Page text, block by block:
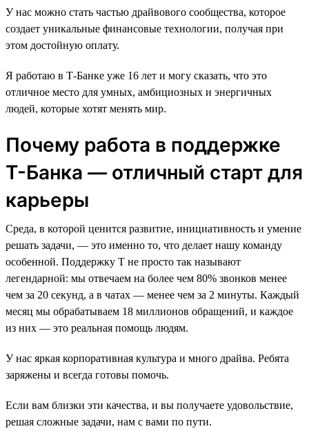
У нас можно стать частью драйвового сообщества, которое
создает уникальные финансовые технологии, получая при
этом достойную оплату.
Я работаю в Т-Банке уже 16 лет и могу сказать, что это
отличное место для умных, амбициозных и энергичных
людей, которые хотят менять мир.
Почему работа в поддержке
Т-Банка — отличный старт для
карьеры
Среда, в которой ценится развитие, инициативность и умение
решать задачи, — это именно то, что делает нашу команду
особенной. Поддержку Т не просто так называют
легендарной: мы отвечаем на более чем 80% звонков менее
чем за 20 секунд, а в чатах — менее чем за 2 минуты. Каждый
месяц мы обрабатываем 18 миллионов обращений, и каждое
из них — это реальная помощь людям.
У нас яркая корпоративная культура и много драйва. Ребята
заряжены и всегда готовы помочь.
Если вам близки эти качества, и вы получаете удовольствие,
решая сложные задачи, нам с вами по пути.